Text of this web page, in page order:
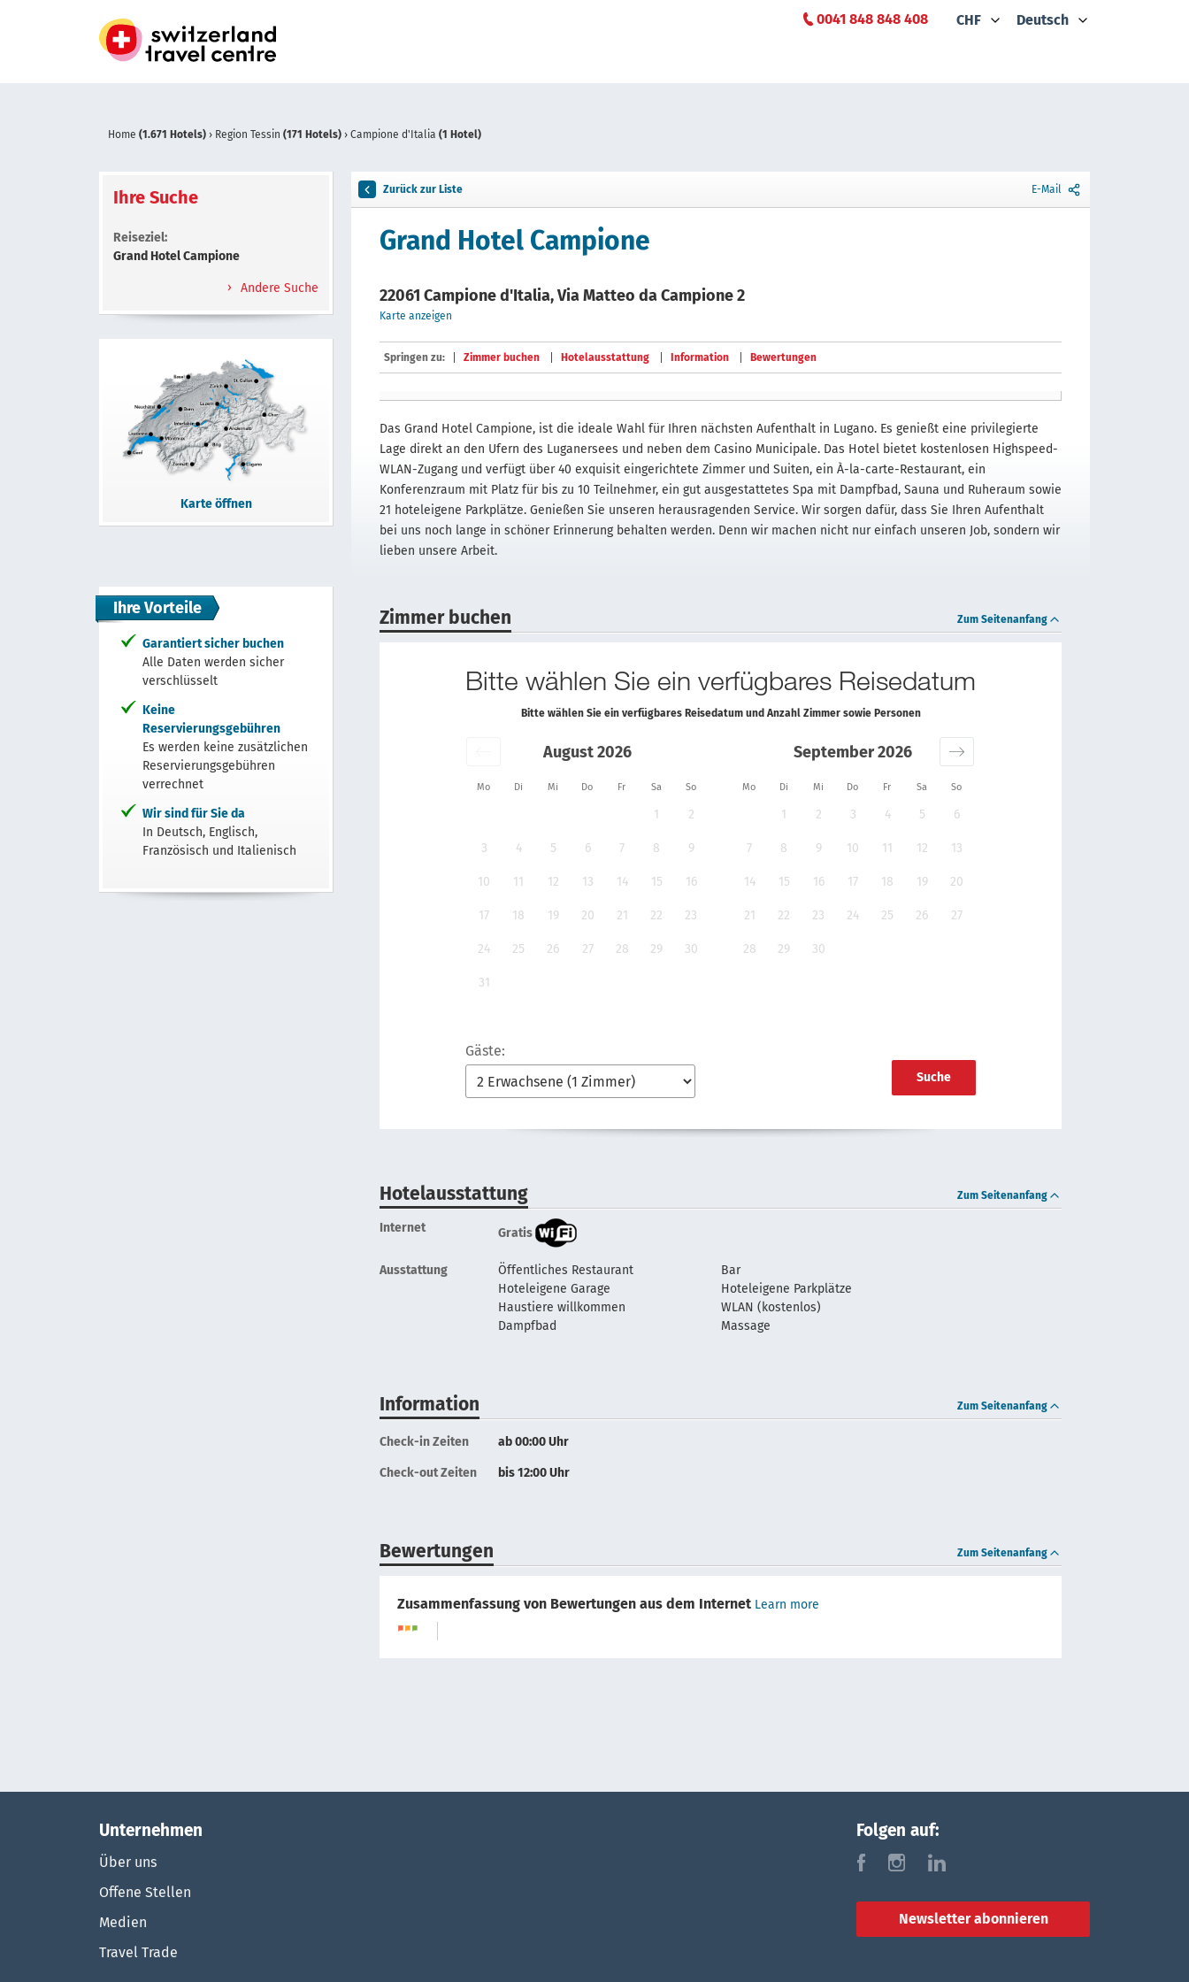
0041 848 848 408 CHF Deutsch
Home (1.671 Hotels) › Region Tessin (171 Hotels) › Campione d'Italia (1 Hotel)
Ihre Suche
Reiseziel:
Grand Hotel Campione
Andere Suche
Karte öffnen
Ihre Vorteile
Garantiert sicher buchen
Alle Daten werden sicher
verschlüsselt
Keine
Reservierungsgebühren
Es werden keine zusätzlichen
Reservierungsgebühren
verrechnet
Wir sind für Sie da
In Deutsch, Englisch,
Französisch und Italienisch
Zurück zur Liste E-Mail
Grand Hotel Campione
22061 Campione d'Italia, Via Matteo da Campione 2
Karte anzeigen
Springen zu: Zimmer buchen Hotelausstattung Information Bewertungen
Das Grand Hotel Campione, ist die ideale Wahl für Ihren nächsten Aufenthalt in Lugano. Es genießt eine privilegierte
Lage direkt an den Ufern des Luganersees und neben dem Casino Municipale. Das Hotel bietet kostenlosen Highspeed-
WLAN-Zugang und verfügt über 40 exquisit eingerichtete Zimmer und Suiten, ein À-la-carte-Restaurant, ein
Konferenzraum mit Platz für bis zu 10 Teilnehmer, ein gut ausgestattetes Spa mit Dampfbad, Sauna und Ruheraum sowie
21 hoteleigene Parkplätze. Genießen Sie unseren herausragenden Service. Wir sorgen dafür, dass Sie Ihren Aufenthalt
bei uns noch lange in schöner Erinnerung behalten werden. Denn wir machen nicht nur einfach unseren Job, sondern wir
lieben unsere Arbeit.
Zimmer buchen Zum Seitenanfang
Bitte wählen Sie ein verfügbares Reisedatum
Bitte wählen Sie ein verfügbares Reisedatum und Anzahl Zimmer sowie Personen
Mo Di Mi Do Fr Sa So Mo Di Mi Do Fr Sa So
August 2026
1 2
3 4 5 6 7 8 9
10 11 12 13 14 15 16
17 18 19 20 21 22 23
24 25 26 27 28 29 30
31
September 2026
1 2 3 4 5 6
7 8 9 10 11 12 13
14 15 16 17 18 19 20
21 22 23 24 25 26 27
28 29 30
Gäste:
Suche
Hotelausstattung Zum Seitenanfang
Internet Gratis
Ausstattung Öffentliches Restaurant
Bar
Hoteleigene Garage
Hoteleigene Parkplätze
Haustiere willkommen
WLAN (kostenlos)
Dampfbad
Massage
Information Zum Seitenanfang
Check-in Zeiten ab 00:00 Uhr
Check-out Zeiten bis 12:00 Uhr
Bewertungen Zum Seitenanfang
Zusammenfassung von Bewertungen aus dem Internet Learn more
Unternehmen
Über uns
Offene Stellen
Medien
Travel Trade
Folgen auf:
f i l
Newsletter abonnieren